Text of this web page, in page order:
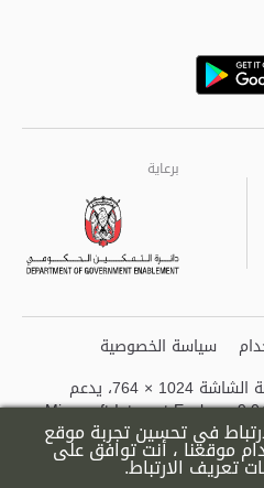
برعاية
أفضل عرض لهذا الموقع هو دقة الشاشة 1024 × 764، يدعم
Microsoft Internet Explorer
سياسة الخصوصية
في تحسين تجربة موقع
موقعنا ، أنت توافق على
تعريف الارتباط.